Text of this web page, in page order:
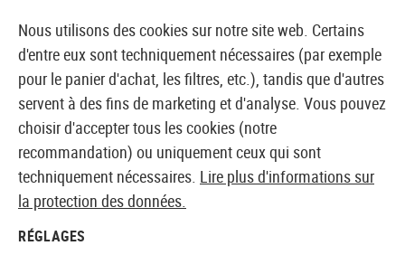
BOUTIQUE ET GROSSISTE EUROPÉEN AIRSOFT
Accueil Airsoftzone Contact
Nous utilisons des cookies sur notre site web. Certains
d'entre eux sont techniquement nécessaires (par exemple
pour le panier d'achat, les filtres, etc.), tandis que d'autres
servent à des fins de marketing et d'analyse. Vous pouvez
choisir d'accepter tous les cookies (notre
recommandation) ou uniquement ceux qui sont
techniquement nécessaires. Lire plus d'informations sur
la protection des données.
RÉGLAGES